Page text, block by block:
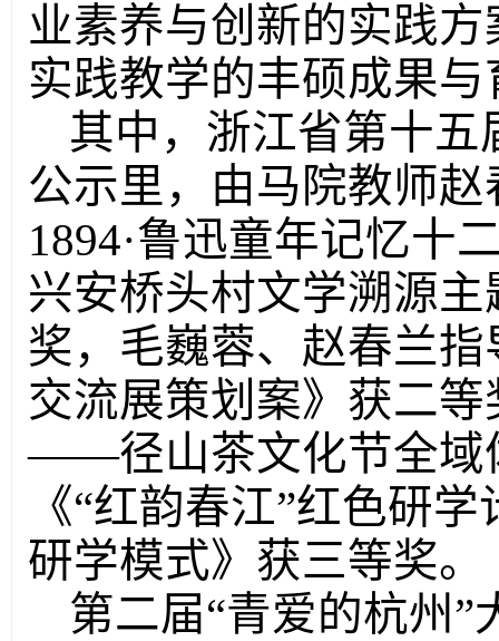
业素养与创新的实践
实践教学的丰硕成果
其中，浙江省第十
公示里，由马院教师
1894·鲁迅童年记忆
兴安桥头村文学溯源
奖，毛巍蓉、赵春兰
交流展策划案》获二
——径山茶文化节全域
《“红韵春江”红色研
研学模式》获三等奖。
第二届“青爱的杭州